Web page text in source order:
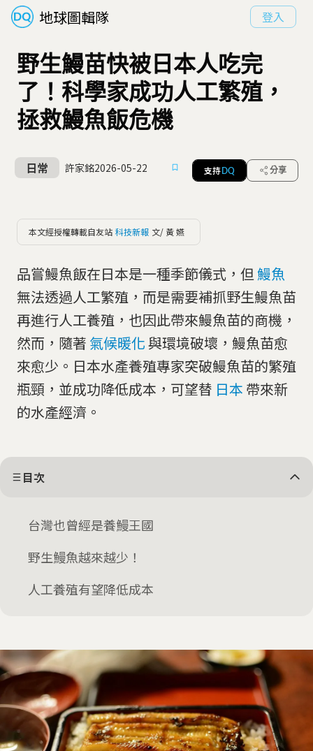
地球圖輯隊 登入
野生鰻苗快被日本人吃完
了！科學家成功人工繁殖，
拯救鰻魚飯危機
日常 許家銘2026-05-22 支持 DQ 分享
本文經授權轉載自友站 科技新報 文/ 黃 嬿
品嘗鰻魚飯在日本是一種季節儀式，但鰻魚
無法透過人工繁殖，而是需要補抓野生鰻魚苗
再進行人工養殖，也因此帶來鰻魚苗的商機，
然而，隨著 氣候暖化與環境破壞，鰻魚苗愈
來愈少。日本水產養殖專家突破鰻魚苗的繁殖
瓶頸，並成功降低成本，可望替 日本 帶來新
的水產經濟。
目次
台灣也曾經是養鰻王國
野生鰻魚越來越少！
人工養殖有望降低成本